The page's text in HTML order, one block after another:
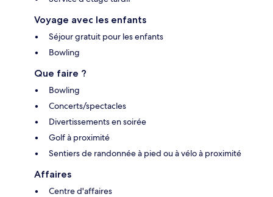
Voyage avec les enfants
Séjour gratuit pour les enfants
Bowling
Que faire ?
Bowling
Concerts/spectacles
Divertissements en soirée
Golf à proximité
Sentiers de randonnée à pied ou à vélo à proximité
Affaires
Centre d'affaires